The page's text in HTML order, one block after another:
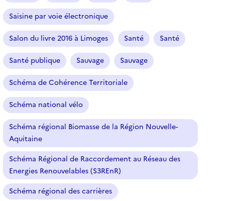
Saisine par voie électronique
Salon du livre 2016 à Limoges Santé Santé
Santé publique Sauvage Sauvage
Schéma de Cohérence Territoriale
Schéma national vélo
Schéma régional Biomasse de la Région Nouvelle-
Aquitaine
Schéma Régional de Raccordement au Réseau des
Energies Renouvelables (S3REnR)
Schéma régional des carrières